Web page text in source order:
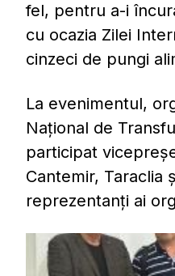
fel, pentru a-i
cu ocazia Zilei
cinzeci de pungi
La evenimentul,
Național de
participat
Cantemir, Taraclia
reprezentanți ai